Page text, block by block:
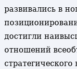
развивались в
достигли
отношений